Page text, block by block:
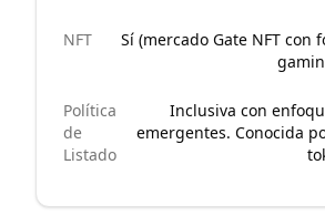
NFT
Sí (mercado Gate NFT con
Política
de
Listado
Inclusiva con
emergentes. Conocida